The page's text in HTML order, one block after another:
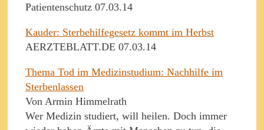
Patientenschutz 07.03.14
Kauder: Sterbehilfegesetz kommt im Herbst
AERZTEBLATT.DE 07.03.14
Thema Tod im Medizinstudium: Nachhilfe im
Sterbenlassen
Von Armin Himmelrath
Wer Medizin studiert, will heilen. Doch immer